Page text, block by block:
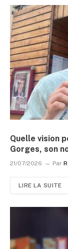
Quelle vision
Gorges, son
21/07/2026 Par
LIRE LA SUITE